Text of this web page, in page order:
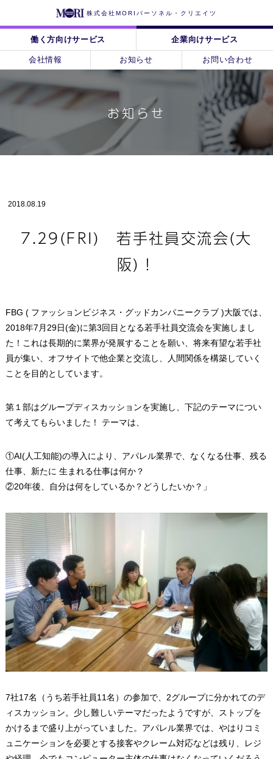
株式会社MORIパーソネル・クリエイツ
働く方向けサービス 企業向けサービス
会社情報 お知らせ お問い合わせ
お知らせ
2018.08.19
7.29(FRI) 若手社員交流会(大
阪)！
FBG ( ファッションビジネス・グッドカンパニークラブ )大阪では、
2018年7月29日(金)に第3回目となる若手社員交流会を実施しまし
た！これは長期的に業界が発展することを願い、将来有望な若手社
員が集い、オフサイトで他企業と交流し、人間関係を構築していく
ことを目的としています。
第１部はグループディスカッションを実施し、下記のテーマについ
て考えてもらいました！ テーマは、
①AI(人工知能)の導入により、アパレル業界で、なくなる仕事、残る
仕事、新たに 生まれる仕事は何か？
②20年後、自分は何をしているか？どうしたいか？」
7社17名（うち若手社員11名）の参加で、2グループに分かれてのデ
ィスカッション。少し難しいテーマだったようですが、ストップを
かけるまで盛り上がっていました。アパレル業界では、やはりコミ
ュニケーションを必要とする接客やクレーム対応などは残り、レジ